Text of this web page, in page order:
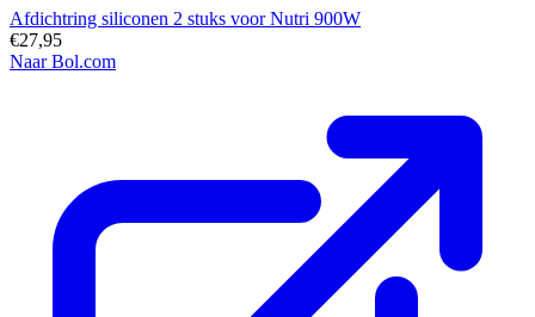
Afdichtring siliconen 2 stuks voor Nutri 900W
€27,95
Naar Bol.com